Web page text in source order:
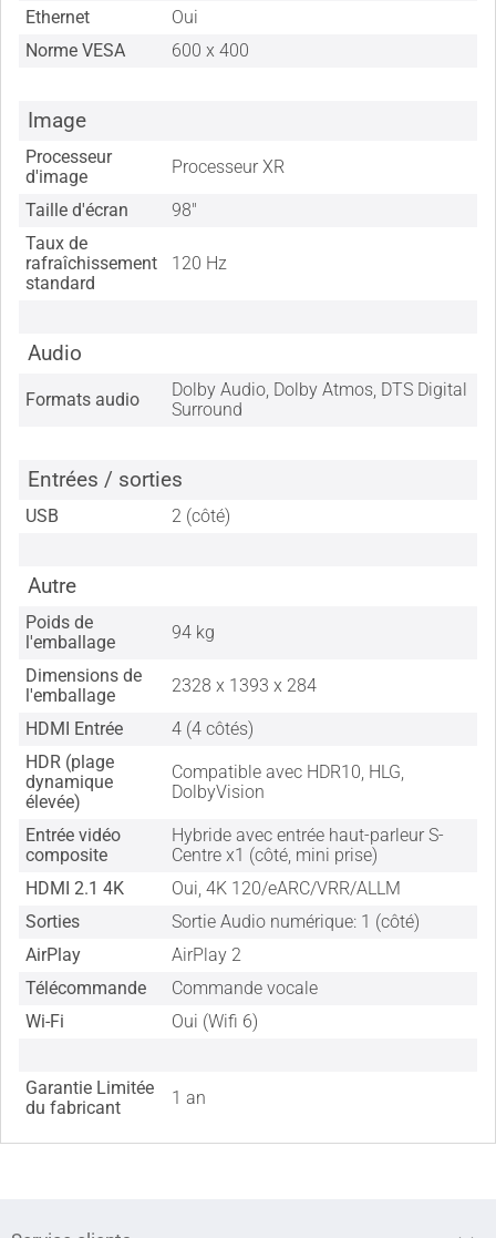
Ethernet
Oui
Norme VESA
600 x 400
Image
Processeur
d'image
Processeur XR
Taille d'écran
98"
Taux de
rafraîchissement
standard
120 Hz
Audio
Formats audio
Dolby Audio, Dolby Atmos, DTS Digital
Surround
Entrées / sorties
USB 2 (côté)
Autre
Poids de
l'emballage
94 kg
Dimensions de
l'emballage
2328 x 1393 x 284
HDMI Entrée
4 (4 côtés)
HDR (plage
dynamique
élevée)
Compatible avec HDR10, HLG,
DolbyVision
Entrée vidéo
composite
Hybride avec entrée haut-parleur S-
Centre x1 (côté, mini prise)
HDMI 2.1 4K
Oui, 4K 120/eARC/VRR/ALLM
Sorties
Sortie Audio numérique: 1 (côté)
AirPlay
AirPlay 2
Télécommande
Commande vocale
Wi-Fi
Oui (Wifi 6)
Garantie Limitée
du fabricant
1 an